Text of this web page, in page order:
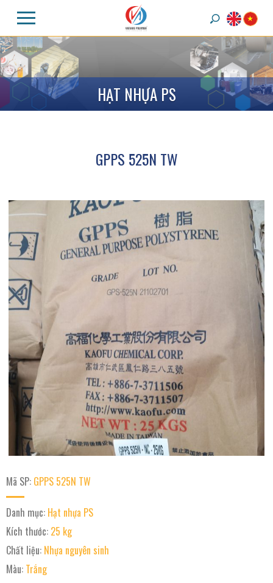
HẠT NHỰA PS
GPPS 525N TW
Mã SP: GPPS 525N TW
Danh mục: Hạt nhựa PS
Kích thước: 25 kg
Chất liệu: Nhựa nguyên sinh
Màu: Trắng